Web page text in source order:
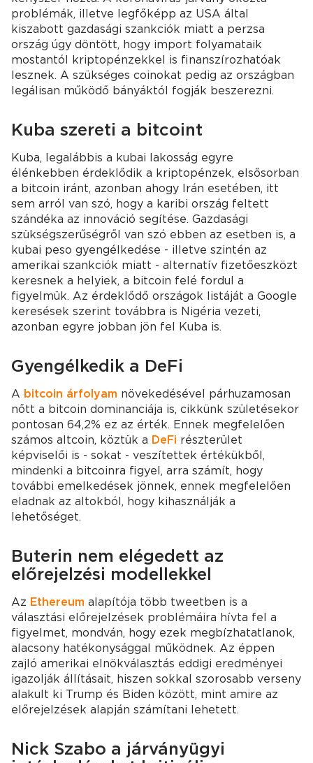
problémák, illetve legfőképp az USA által
kiszabott gazdasági szankciók miatt a perzsa
ország úgy döntött, hogy import folyamataik
mostantól kriptopénzekkel is finanszírozhatóak
lesznek. A szükséges coinokat pedig az országban
legálisan működő bányáktól fogják beszerezni.
Kuba szereti a bitcoint
Kuba, legalábbis a kubai lakosság egyre
élénkebben érdeklődik a kriptopénzek, elsősorban
a bitcoin iránt, azonban ahogy Irán esetében, itt
sem arról van szó, hogy a karibi ország feltett
szándéka az innováció segítése. Gazdasági
szükségszerűségről van szó ebben az esetben is, a
kubai peso gyengélkedése - illetve szintén az
amerikai szankciók miatt - alternatív fizetőeszközt
keresnek a helyiek, a bitcoin felé fordul a
figyelmük. Az érdeklődő országok listáját a Google
keresések szerint továbbra is Nigéria vezeti,
azonban egyre jobban jön fel Kuba is.
Gyengélkedik a DeFi
A bitcoin árfolyam növekedésével párhuzamosan
nőtt a bitcoin dominanciája is, cikkünk születésekor
pontosan 64,2% ez az érték. Ennek megfelelően
számos altcoin, köztük a DeFi részterület
képviselői is - sokat - veszítettek értékükből,
mindenki a bitcoinra figyel, arra számít, hogy
további emelkedések jönnek, ennek megfelelően
eladnak az altokból, hogy kihasználják a
lehetőséget.
Buterin nem elégedett az
előrejelzési modellekkel
Az Ethereum alapítója több tweetben is a
választási előrejelzések problémáira hívta fel a
figyelmet, mondván, hogy ezek megbízhatatlanok,
alacsony hatékonysággal működnek. Az éppen
zajló amerikai elnökválasztás eddigi eredményei
igazolják állításait, hiszen sokkal szorosabb verseny
alakult ki Trump és Biden között, mint amire az
előrejelzések alapján számítani lehetett.
Nick Szabo a járványügyi